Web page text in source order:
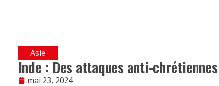
Asie
Inde : Des attaques anti-
mai 23, 2024